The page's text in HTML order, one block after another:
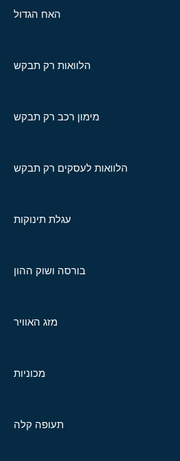
האח הגדול
הלוואות רק תבקש
מימון רכב רק תבקש
הלוואות לעסקים רק תבקש
עגלת תינוקות
בורסה ושוק ההון
מזג האוויר
מכוניות
תעופה קלה